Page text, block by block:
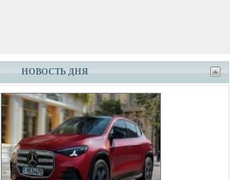
НОВОСТЬ ДНЯ